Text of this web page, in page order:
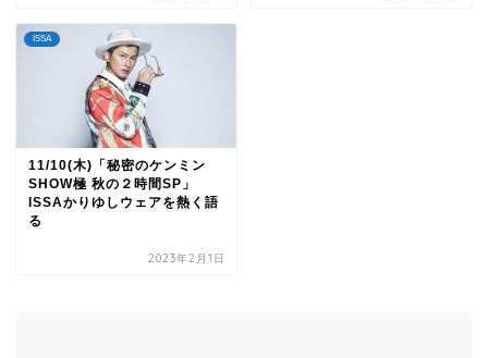
ISSA
11/10(木)「秘密のケンミン
SHOW極 秋の２時間SP」
ISSAかりゆしウェアを熱く語
る
2023年2月1日